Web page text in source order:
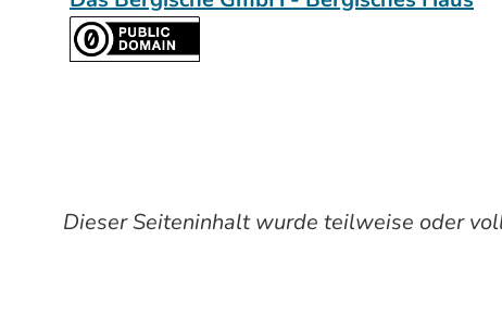
Dieser Seiteninhalt wurde teilweise oder